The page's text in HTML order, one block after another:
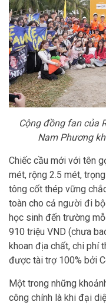
Cộng đồng fan của
Nam Phương
Chiếc cầu mới với tên
mét, rộng 2.5 mét,
tông cốt thép vững
toàn cho cả người đi
học sinh đến trường
910 triệu VND (chưa
khoan địa chất, chi phí
được tài trợ 100% bởi
Một trong những
công chính là khi đại